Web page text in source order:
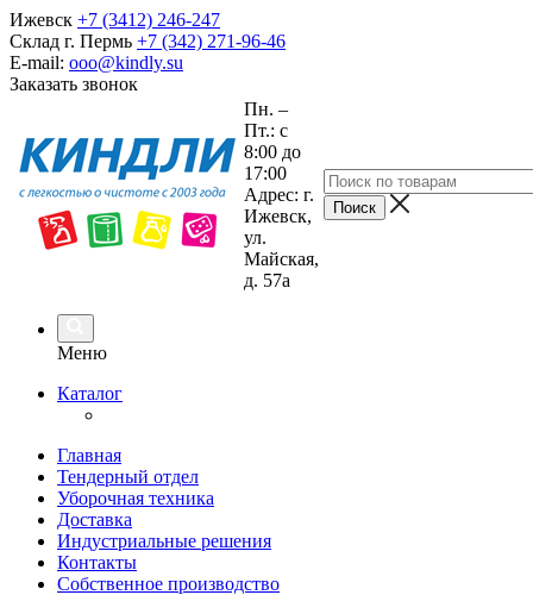
Ижевск +7 (3412) 246-247
Склад г. Пермь +7 (342) 271-96-46
E-mail: ooo@kindly.su
Заказать звонок
Пн. –
Пт.: с
8:00 до
17:00
Адрес: г.
Ижевск,
ул.
Майская,
д. 57а
Меню
Каталог
Главная
Тендерный отдел
Уборочная техника
Доставка
Индустриальные решения
Контакты
Собственное производство